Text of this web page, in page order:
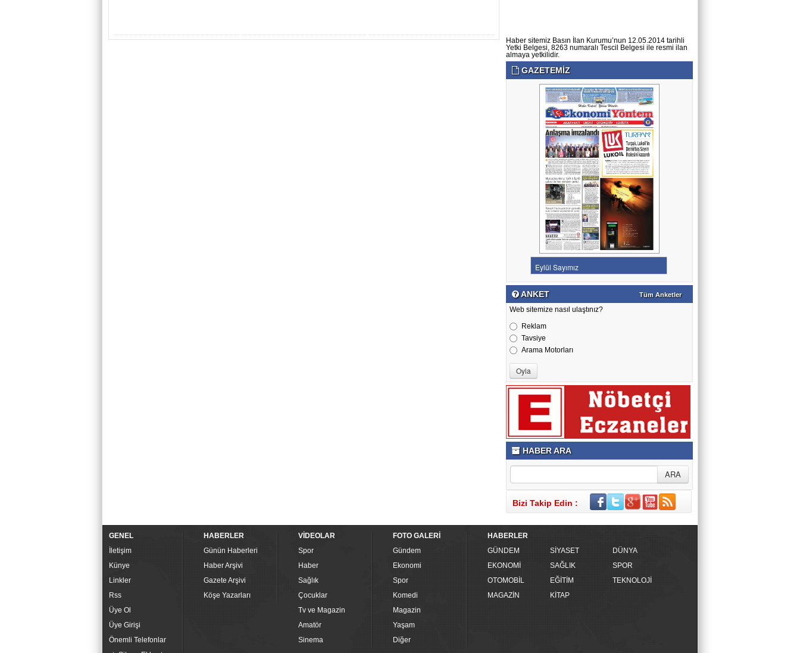
Haber sitemiz Basın İlan Kurumu’nun 12.05.2014 tarihli
Yetki Belgesi, 8263 numaralı Tescil Belgesi ile resmi ilan
almaya yetkilidir.
GAZETEMİZ
ANKET Tüm Anketler
Web sitemize nasıl ulaştınız?
Reklam
Tavsiye
Arama Motorları
HABER ARA
Bizi Takip Edin :
GENEL
İletişim
Künye
Linkler
Rss
Üye Ol
Üye Girişi
Önemli Telefonlar
HABERLER
Günün Haberleri
Haber Arşivi
Gazete Arşivi
Köşe Yazarları
VİDEOLAR
Spor
Haber
Sağlık
Çocuklar
Tv ve Magazin
Amatör
Sinema
FOTO GALERİ
Gündem
Ekonomi
Spor
Komedi
Magazin
Yaşam
Diğer
HABERLER
GÜNDEM
SİYASET
DÜNYA
EKONOMİ
SAĞLIK
SPOR
OTOMOBİL
EĞİTİM
TEKNOLOJİ
MAGAZİN
KİTAP